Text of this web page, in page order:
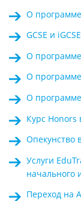
О
GCSE и
О
О
О
Курс
Опекунство
Услуги
начального
Переход на